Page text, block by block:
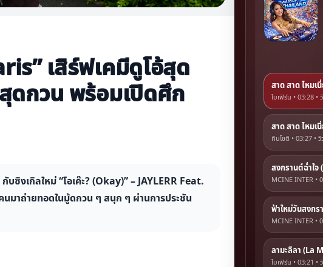
เสิร์ฟเคมีดูโอ้สุด
สุดกวน พร้อมเปิดศึก
งเกิลใหม่ “โอเค๊ะ? (Okay)” – JAYLERR Feat.
มาถ่ายทอดในมู้ดกวน ๆ สนุก ๆ ผ่านการประชัน
สาด สาด ไหมเ
ใบเฟิร์น • 03:28 •
สาด สาด ไหมเ
ทินโชติ • 03:27 • วิ
สงกรานต์ฉ่ำใจ
MCINE INTER •
MCINE INTER •
ลามะลิลา (La
ใบเฟิร์น • 03:21 •